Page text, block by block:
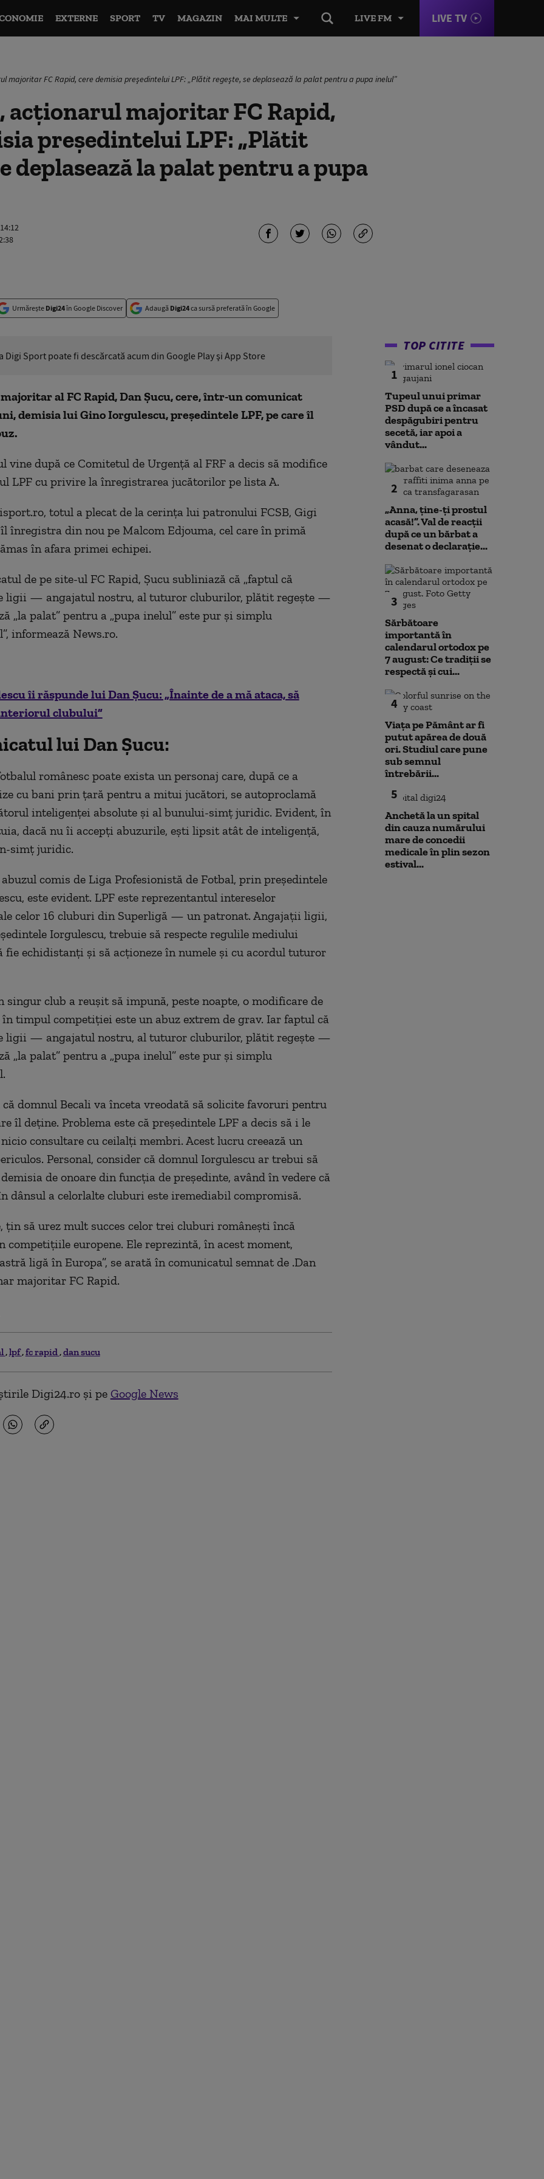
LIVE FM LIVE TV
EXTERNE SPORT TV MAGAZIN MAI MULTE
majoritar FC Rapid, cere demisia preşedintelui LPF: „Plătit regeşte, se deplasează la palat pentru a pupa inelul”
acţionarul majoritar FC Rapid,
preşedintelui LPF: „Plătit
deplasează la palat pentru a pupa
Urmărește Digi24în Google Discover Adaugă Digi24ca sursă preferată în Google
Digi Sport poate fi descărcată acum din Google Play şi App Store
al FC Rapid, Dan Şucu, cere, într-un comunicat
demisia lui Gino Iorgulescu, preşedintele LPF, pe care îl
vine după ce Comitetul de Urgenţă al FRF a decis să modifice
LPF cu privire la înregistrarea jucătorilor pe lista A.
totul a plecat de la cerinţa lui patronului FCSB, Gigi
îl înregistra din nou pe Malcom Edjouma, cel care în primă
în afara primei echipei.
de pe site-ul FC Rapid, Şucu subliniază că „faptul că
ligii — angajatul nostru, al tuturor cluburilor, plătit regeşte —
„la palat” pentru a „pupa inelul” este pur şi simplu
informează News.ro.
îi răspunde lui Dan Şucu: „Înainte de a mă ataca, să
clubului”
lui Dan Şucu:
românesc poate exista un personaj care, după ce a
cu bani prin ţară pentru a mitui jucători, se autoproclamă
inteligenţei absolute şi al bunului-simţ juridic. Evident, în
dacă nu îi accepţi abuzurile, eşti lipsit atât de inteligenţă,
simţ juridic.
comis de Liga Profesionistă de Fotbal, prin preşedintele
este evident. LPF este reprezentantul intereselor
celor 16 cluburi din Superligă — un patronat. Angajaţii ligii,
Iorgulescu, trebuie să respecte regulile mediului
fie echidistanţi şi să acţioneze în numele şi cu acordul tuturor
singur club a reuşit să impună, peste noapte, o modificare de
timpul competiţiei este un abuz extrem de grav. Iar faptul că
ligii — angajatul nostru, al tuturor cluburilor, plătit regeşte —
„la palat” pentru a „pupa inelul” este pur şi simplu
domnul Becali va înceta vreodată să solicite favoruri pentru
îl deţine. Problema este că preşedintele LPF a decis să i le
consultare cu ceilalţi membri. Acest lucru creează un
Personal, consider că domnul Iorgulescu ar trebui să
de onoare din funcţia de preşedinte, având în vedere că
dânsul a celorlalte cluburi este iremediabil compromisă.
ţin să urez mult succes celor trei cluburi româneşti încă
competiţiile europene. Ele reprezintă, în acest moment,
ligă în Europa”, se arată în comunicatul semnat de .Dan
majoritar FC Rapid.
lpf fc rapid dan sucu
Digi24.ro și pe Google News
TOP CITITE
1
Tupeul unui primar
PSD după ce a încasat
despăgubiri pentru
secetă, iar apoi a
vândut...
2
„Anna, ţine-ţi prostul
acasă!”. Val de reacții
după ce un bărbat a
desenat o declarație...
3
Sărbătoare
importantă în
calendarul ortodox pe
7 august: Ce tradiții se
respectă și cui...
4
Viața pe Pământ ar fi
putut apărea de două
ori. Studiul care pune
sub semnul
întrebării...
5
Anchetă la un spital
din cauza numărului
mare de concedii
medicale în plin sezon
estival...